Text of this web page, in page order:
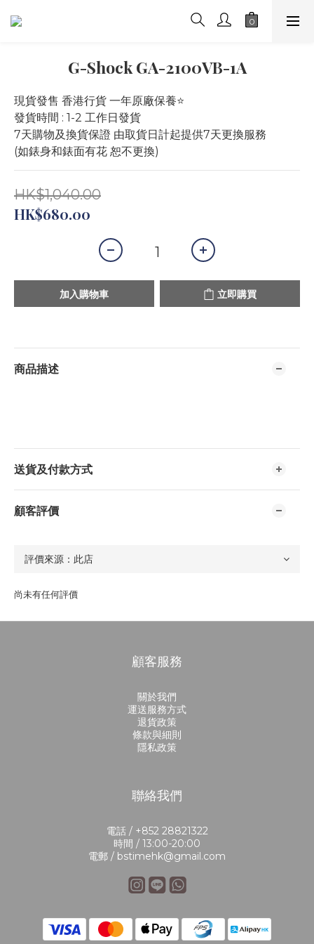
G-Shock GA-2100VB-1A
現貨發售 香港行貨 一年原廠保養⭐️
發貨時間 : 1-2 工作日發貨
7天購物及換貨保證 由取貨日計起提供7天更換服務
(如錶身和錶面有花 恕不更換)
HK$1,040.00
HK$680.00
加入購物車 立即購買
商品描述
送貨及付款方式
顧客評價
尚未有任何評價
顧客服務
關於我們
運送服務方式
退貨政策
條款與細則
隱私政策
聯絡我們
電話 / +852 28821322
時間 / 13:00-20:00
電郵 / bstimehk@gmail.com